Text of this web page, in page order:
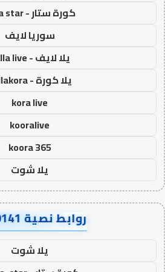
كورة ستار - kora star
سوريا لايف
يلا لايف - yalla live
يلا كورة - yallakora
kora live
kooralive
koora 365
يلا شوت
روابط نصية AA90141
يلا شوت